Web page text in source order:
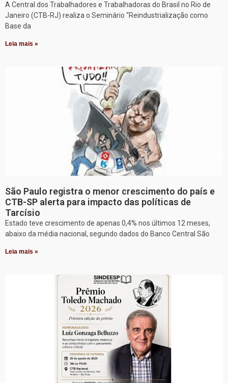
A Central dos Trabalhadores e Trabalhadoras do Brasil no Rio de
Janeiro (CTB-RJ) realiza o Seminário “Reindustrialização como
Base da
Leia mais »
São Paulo registra o menor crescimento do país e
CTB-SP alerta para impacto das políticas de
Tarcísio
Estado teve crescimento de apenas 0,4% nos últimos 12 meses,
abaixo da média nacional, segundo dados do Banco Central São
Leia mais »